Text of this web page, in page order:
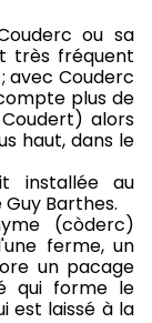
ou sa
très fréquent
avec Couderc
plus de
alors
haut, dans le
installée au
Barthes.
(còderc)
ferme, un
un pacage
qui forme le
est laissé à la